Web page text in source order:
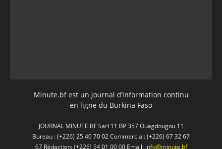
Minute.bf est un journal d’information continu
en ligne du Burkina Faso
JOURNAL MINUTE.BF Sarl 11 BP 357 Ouagdougou 11
Bureau : (+226) 25 40 70 02 Commercial: (+226) 67 32 67
67 Rédaction: (+226) 54 01 00 00 Email: info@minute.bf